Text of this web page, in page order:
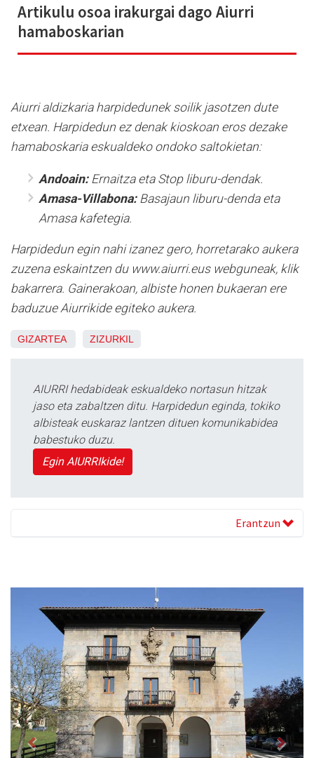
Artikulu osoa irakurgai dago Aiurri
hamaboskarian
Aiurri aldizkaria harpidedunek soilik jasotzen dute
etxean. Harpidedun ez denak kioskoan eros dezake
hamaboskaria eskualdeko ondoko saltokietan:
Andoain: Ernaitza eta Stop liburu-dendak.
Amasa-Villabona:Basajaun liburu-denda eta
Amasa kafetegia.
Harpidedun egin nahi izanez gero, horretarako aukera
zuzena eskaintzen du www.aiurri.eus webguneak, klik
bakarrera. Gainerakoan, albiste honen bukaeran ere
baduzue Aiurrikide egiteko aukera.
GIZARTEA ZIZURKIL
AIURRI hedabideak eskualdeko nortasun hitzak
jaso eta zabaltzen ditu. Harpidedun eginda, tokiko
albisteak euskaraz lantzen dituen komunikabidea
babestuko duzu.
Egin AIURRIkide!
Erantzun
Previous Next